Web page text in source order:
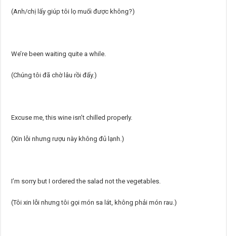
(Anh/chị lấy giúp tôi lọ muối được không?)
We’re been waiting quite a while.
(Chúng tôi đã chờ lâu rồi đấy.)
Excuse me, this wine isn’t chilled properly.
(Xin lỗi nhưng rượu này không đủ lạnh.)
I’m sorry but I ordered the salad not the vegetables.
(Tôi xin lỗi nhưng tôi gọi món sa lát, không phải món rau.)